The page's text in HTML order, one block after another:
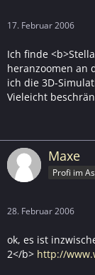
17. Februar 2006
Ich finde
heranzoomen an
ich die 3D-
Vieleicht
Maxe
Profi im
28. Februar 2006
ok, es ist
2</b> http://